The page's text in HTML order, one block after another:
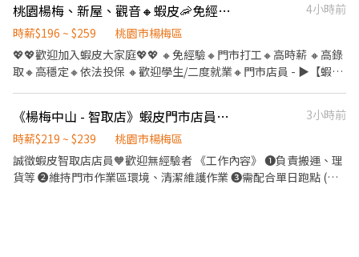
市平鎮區文心路 平鎮延平 - 智取店▸桃園市平鎮區延平路二段 平鎮
南豐 - 智取店▸桃園市平鎮區南豐路 平鎮新富 - 智取店▸桃園市平鎮
區新富二街 平鎮廣德 - 智取店▸桃園市平鎮區廣德街238巷 平鎮龍南
- 智取店▸桃園市平鎮區龍南路 ★★夜班缺額門市★★ 大溪民權 - 智
取店▸桃園市大溪區民權東路 楊梅成功 - 智取店▸桃園市楊梅區成功
路 楊梅楊新 - 智取店▸桃園市楊梅區楊新北路 平鎮文心 - 智取店▸桃
園市平鎮區文心路 平鎮延平 - 智取店▸桃園市平鎮區延平路二段 平
鎮龍南 - 智取店▸桃園市平鎮區龍南路 🚨🚨門市缺額每日會有變動，
主要缺額以面試當天為準😊
▁▁▁▁▁▁▁▁▁▁▁▁▁▁▁▁▁▁▁ 🚨預約面試♡快速安排
👉https://lin.ee/OUI2Tm1 ♡截圖職缺文♡私訊留下 ⌜姓名✚電話
詢問 https://lin.ee/Tmccugo 📞:0968281855 ⚡名額有限，想做快
卡位！
◆ 早、晚班津貼：23:00-07:00（每小時享有50-80元津貼 ◆ 健
檢：任職滿一年起，公司提供年度健檢照顧你的健康 ◆ 保險：除
勞、健、勞退外，公司更為你投保團保維護你的安全 ◆ 員工用餐折
扣：兼職夥伴當日任職滿4小時，即享有85折員購折扣；組長當日任
我們提供你福利禮券 好好與家人歡慶 你旅遊我贊助，每年職福會提
供你旅遊津貼 好好享受幸福人生 ◎ 詳細工作時間於面試時告知
桃園楊梅、新屋、觀音🔸蝦皮🦐免經驗｜高時薪｜高錄取｜自選門市｜包裹理貨員
4小時前
時薪$196 ~ $259
桃園市楊梅區
💖💖歡迎加入蝦皮大家庭💖💖 🔸免經驗🔸門市打工🔸高時薪 🔸高錄
取🔸高穩定🔸依法投保 🔸歡迎學生/二度就業🔸門市店員 - ▶【蝦皮
5間門市) 4. 有人店無須騎車 5. 須配合調店、支援【提供完整SOP及
店面實習】 - ▶【智取店】：上班時間 固定早班：07:00 - 13:30、
08:30 - 13:30 固定晚班：17:30 - 23:30、18:30 - 24:00 固定夜班：
23:30 - 03:30 (每周至少配合4天，包含假日需排班) - ▶【一般門市
／有人店】： 上班時間 固定早班： 10:30-17:30 固定晚班： 16:15-
《楊梅中山 - 智取店》蝦皮門市店員🧡 #有薪教育訓練 #跨店支援 #高時薪
3小時前
時薪$219 ~ $239
桃園市楊梅區
誠徵蝦皮智取店店員🧡歡迎無經驗者 《工作內容》 ❶負責搬運、理
貨等 ❷維持門市作業區環境、清潔維護作業 ❸需配合單日跑點 (智